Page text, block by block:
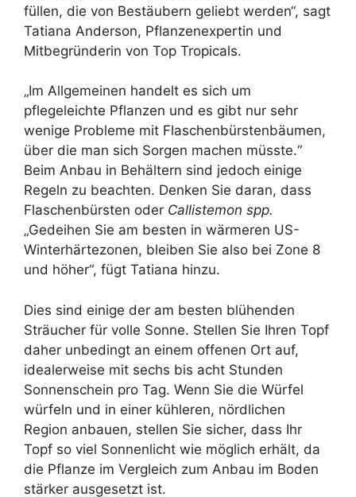
füllen, die von Bestäubern geliebt werden“, sagt
Tatiana Anderson, Pflanzenexpertin und
Mitbegründerin von Top Tropicals.
„Im Allgemeinen handelt es sich um
pflegeleichte Pflanzen und es gibt nur sehr
wenige Probleme mit Flaschenbürstenbäumen,
über die man sich Sorgen machen müsste.“
Beim Anbau in Behältern sind jedoch einige
Regeln zu beachten. Denken Sie daran, dass
Flaschenbürsten oder Callistemon spp.
„Gedeihen Sie am besten in wärmeren US-
Winterhärtezonen, bleiben Sie also bei Zone 8
und höher“, fügt Tatiana hinzu.
Dies sind einige der am besten blühenden
Sträucher für volle Sonne. Stellen Sie Ihren Topf
daher unbedingt an einem offenen Ort auf,
idealerweise mit sechs bis acht Stunden
Sonnenschein pro Tag. Wenn Sie die Würfel
würfeln und in einer kühleren, nördlichen
Region anbauen, stellen Sie sicher, dass Ihr
Topf so viel Sonnenlicht wie möglich erhält, da
die Pflanze im Vergleich zum Anbau im Boden
stärker ausgesetzt ist.